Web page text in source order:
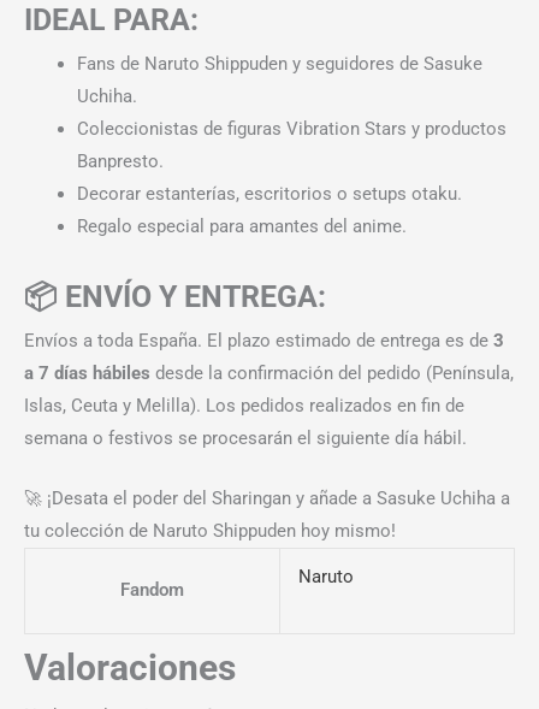
IDEAL PARA:
Fans de Naruto Shippuden y seguidores de Sasuke
Uchiha.
Coleccionistas de figuras Vibration Stars y productos
Banpresto.
Decorar estanterías, escritorios o setups otaku.
Regalo especial para amantes del anime.
📦 ENVÍO Y ENTREGA:
Envíos a toda España. El plazo estimado de entrega es de 3
a 7 días hábiles desde la confirmación del pedido (Península,
Islas, Ceuta y Melilla). Los pedidos realizados en fin de
semana o festivos se procesarán el siguiente día hábil.
🚀 ¡Desata el poder del Sharingan y añade a Sasuke Uchiha a
tu colección de Naruto Shippuden hoy mismo!
Fandom
Naruto
Valoraciones